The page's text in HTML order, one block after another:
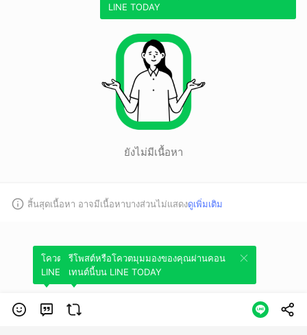
LINE TODAY
ยังไม่มีเนื้อหา
สิ้นสุดเนื้อหา อาจมีเนื้อหาบางส่วนไม่แสดงดูเพิ่มเติม
โควตมุมมองของคุณผ่านคอนเทนต์นี้บน
LINE TODAY
รีโพสต์หรือโควตมุมมองของคุณผ่านคอน
เทนต์นี้บน LINE TODAY